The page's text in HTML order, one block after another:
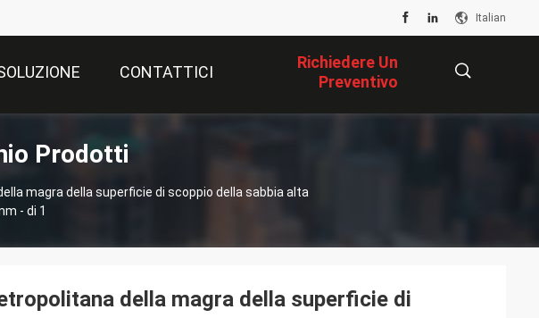
Italian
CONTATTICI
Richiedere Un
Preventivo
Prodotti
magra della superficie di scoppio della sabbia alta
- di 1
della magra della superficie di